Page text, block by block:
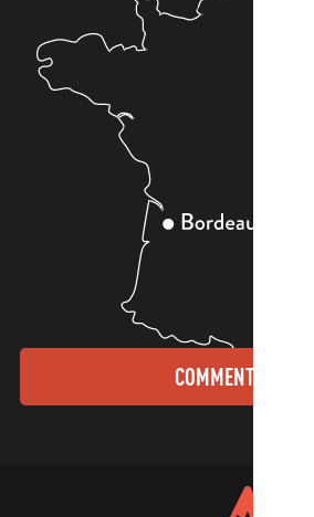
COMMENT VENIR ?